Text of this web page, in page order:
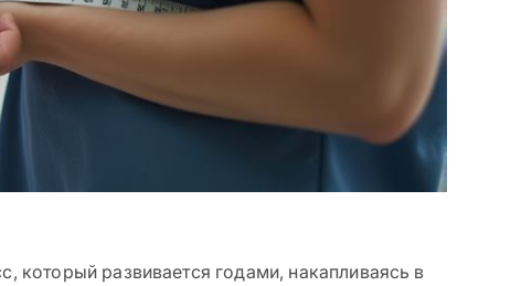
который развивается годами, накапливаясь в